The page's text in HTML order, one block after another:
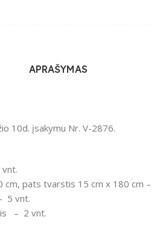
APRAŠYMAS
10d. įsakymu Nr. V-2876.
pats tvarstis 15 cm x 180 cm –
5 vnt.
– 2 vnt.